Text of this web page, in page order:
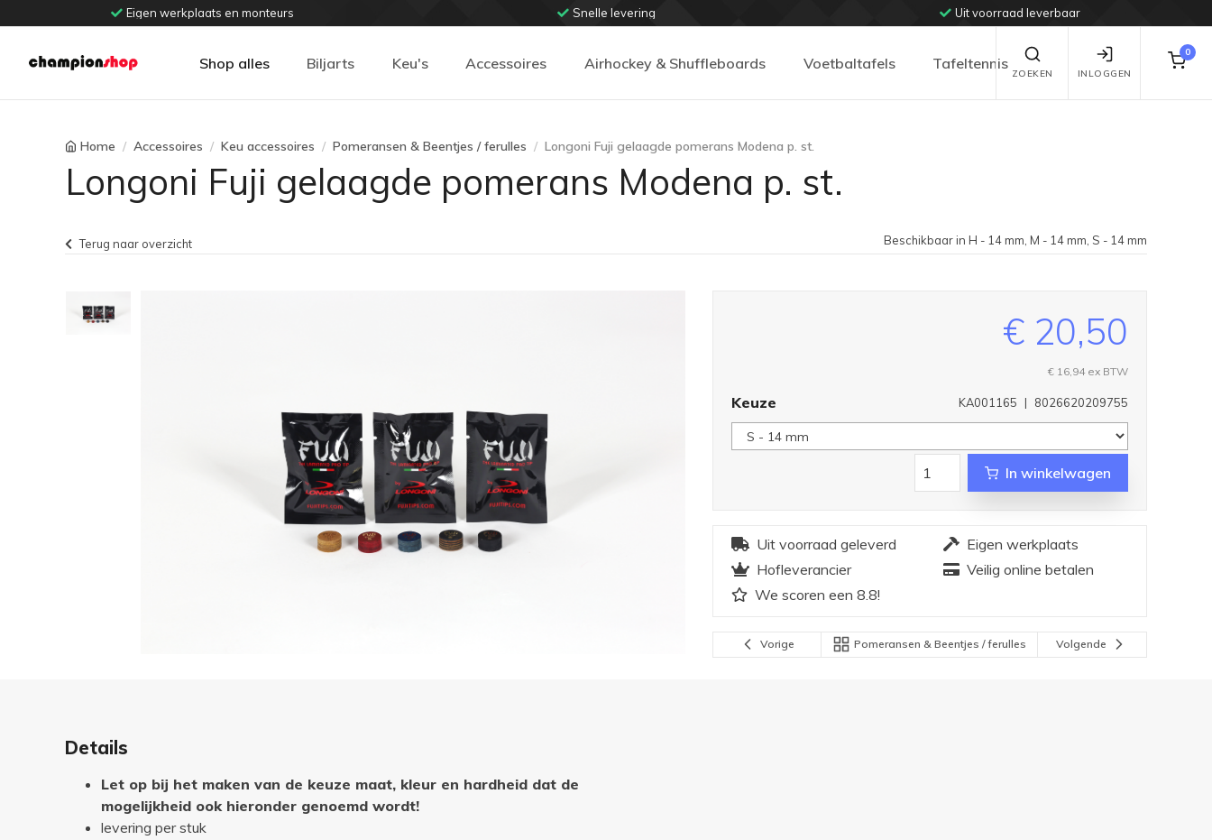
Eigen werkplaats en monteurs Snelle levering Uit voorraad leverbaar
Shop alles Biljarts Keu's Accessoires Airhockey & Shuffleboards Voetbaltafels Tafeltennis
ZOEKEN INLOGGEN
0
Home Accessoires Keu accessoires Pomeransen & Beentjes / ferulles Longoni Fuji gelaagde pomerans Modena p. st.
Longoni Fuji gelaagde pomerans Modena p. st.
Terug naar overzicht Beschikbaar in H - 14 mm, M - 14 mm, S - 14 mm
€ 20,50
€ 16,94ex BTW
8026620209755
|
KA001165
Keuze
In winkelwagen
Uit voorraad geleverd
Eigen werkplaats
Hofleverancier
Veilig online betalen
We scoren een 8.8!
Vorige Pomeransen & Beentjes / ferulles Volgende
Details
Let op bij het maken van de keuze maat, kleur en hardheid dat de
mogelijkheid ook hieronder genoemd wordt!
levering per stuk